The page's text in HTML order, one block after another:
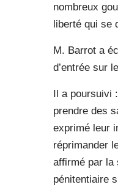
nombreux
liberté qui se
M. Barrot a
d’entrée sur
Il a poursuivi
prendre des
exprimé leur
réprimander
affirmé par la
pénitentiaire